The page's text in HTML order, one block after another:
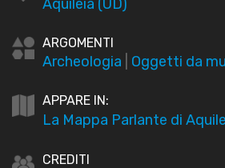
Aquileia (UD)
ARGOMENTI
Archeologia Oggetti da
APPARE IN:
La Mappa Parlante di
CREDITI